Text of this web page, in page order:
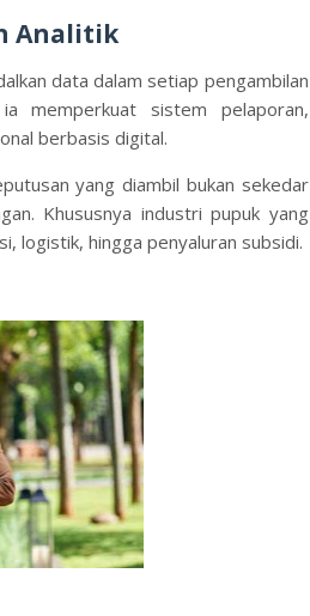
Analitik
data dalam setiap pengambilan
memperkuat sistem pelaporan,
berbasis digital.
yang diambil bukan sekedar
Khususnya industri pupuk yang
logistik, hingga penyaluran subsidi.